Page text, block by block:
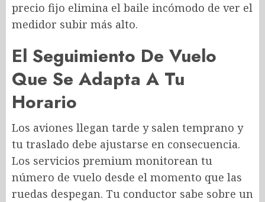
precio fijo elimina el baile incómodo de ver el
medidor subir más alto.
El Seguimiento De Vuelo
Que Se Adapta A Tu
Horario
Los aviones llegan tarde y salen temprano y
tu traslado debe ajustarse en consecuencia.
Los servicios premium monitorean tu
número de vuelo desde el momento que las
ruedas despegan. Tu conductor sabe sobre un